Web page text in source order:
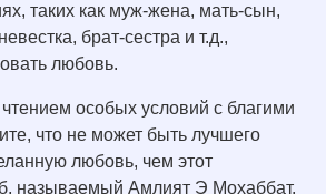
таких как муж-жена, мать-сын,
брат-сестра и т.д.,
любовь.
чтением особых условий с благими
что не может быть лучшего
любовь, чем этот
называемый Амлият Э Мохаббат.